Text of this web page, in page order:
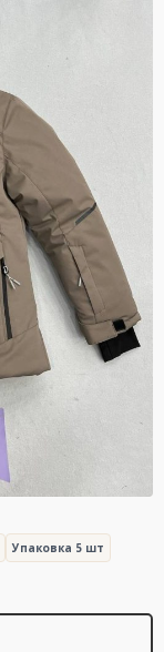
Упаковка 5 шт